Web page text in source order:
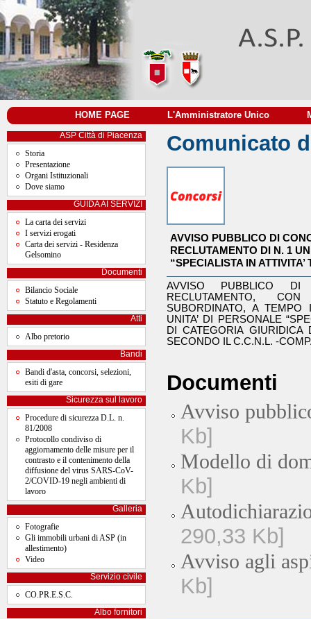
HOME PAGE L'Amministratore Unico
ASP Città di Piacenza
Storia
Presentazione
Organi Istituzionali
Dove siamo
GUIDA AI SERVIZI
La carta dei servizi
I servizi erogati
Carta dei servizi - Residenza
Gelsomino
Documenti
Bilancio Sociale
Statuto e Regolamenti
Atti
Albo pretorio
Bandi
Bandi d'asta, concorsi, selezioni,
esiti di gare
Sicurezza sul lavoro
Procedure di sicurezza D.L. n.
81/2008
Protocollo condiviso di
aggiornamento delle misure per il
contrasto e il contenimento della
diffusione del virus SARS-CoV-
2/COVID-19 negli ambienti di
lavoro
Galleria
Fotografie
Gli immobili urbani di ASP (in
allestimento)
Video
Servizio civile
CO.PR.E.S.C.
Albo fornitori
Comunicato
AVVISO PUBBLICO DI
RECLUTAMENTO DI N. 1
“SPECIALISTA IN ATTIVITA’
AVVISO PUBBLICO
RECLUTAMENTO,
SUBORDINATO, A
UNITA’ DI PERSONALE
DI CATEGORIA
SECONDO IL C.C.N.L. -
Documenti
Avviso
Kb]
Modello di
Kb]
290,33 Kb]
Avviso agli
Kb]